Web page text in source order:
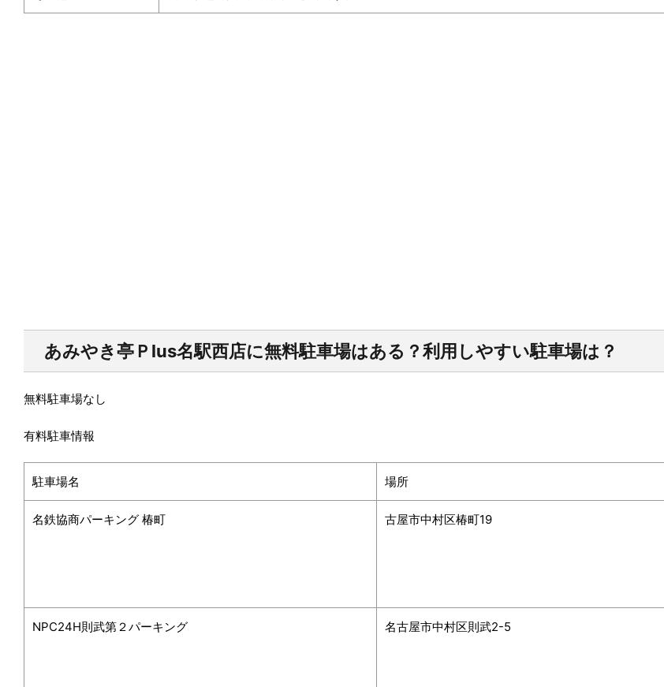
あみやき亭Ｐlus名駅西店に無料駐車場はある？利用しやすい駐車場は？
無料駐車場なし
有料駐車情報
駐車場名 場所
名鉄協商パーキング 椿町 古屋市中村区椿町19
NPC24H則武第２パーキング 名古屋市中村区則武2-5